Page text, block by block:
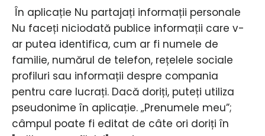
​ În aplicație Nu partajați informații personale
Nu faceți niciodată publice informații care v-
ar putea identifica, cum ar fi numele de
familie, numărul de telefon, rețelele sociale
profiluri sau informații despre compania
pentru care lucrați. Dacă doriți, puteți utiliza
pseudonime în aplicație. „Prenumele meu”;
câmpul poate fi editat de câte ori doriți în